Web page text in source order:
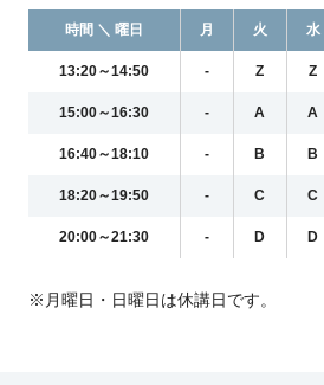
時間 ＼ 曜日 月 火 水
13:20～14:50 - Z Z
15:00～16:30 - A A
16:40～18:10 - B B
18:20～19:50 - C C
20:00～21:30 - D D
※月曜日・日曜日は休講日です。